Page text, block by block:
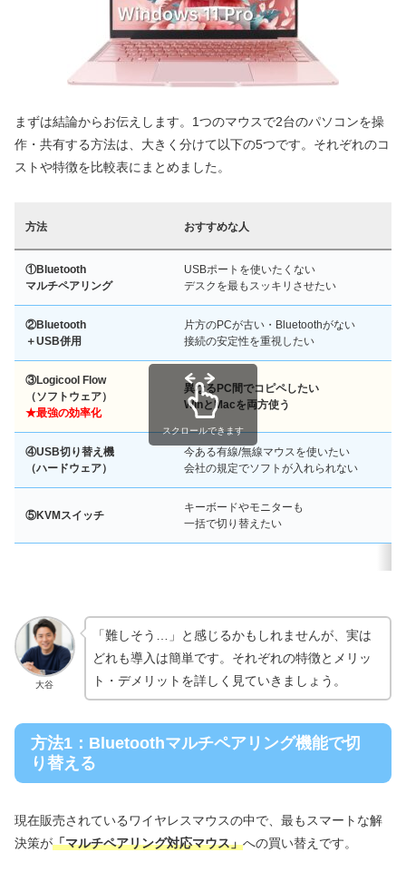
まずは結論からお伝えします。1つのマウスで2台のパソコンを操
作・共有する方法は、大きく分けて以下の5つです。それぞれのコ
ストや特徴を比較表にまとめました。
方法 おすすめな人
①Bluetooth
マルチペアリング
USBポートを使いたくない
デスクを最もスッキリさせたい
②Bluetooth
＋USB併用
片方のPCが古い・Bluetoothがない
接続の安定性を重視したい
③Logicool Flow
（ソフトウェア）
★最強の効率化
異なるPC間でコピペしたい
WinとMacを両方使う
④USB切り替え機
（ハードウェア）
今ある有線/無線マウスを使いたい
会社の規定でソフトが入れられない
⑤KVMスイッチ
キーボードやモニターも
一括で切り替えたい
スクロールできます
大谷
「難しそう…」と感じるかもしれませんが、実は
どれも導入は簡単です。それぞれの特徴とメリッ
ト・デメリットを詳しく見ていきましょう。
方法1：Bluetoothマルチペアリング機能で切
り替える
現在販売されているワイヤレスマウスの中で、最もスマートな解
決策が「マルチペアリング対応マウス」への買い替えです。